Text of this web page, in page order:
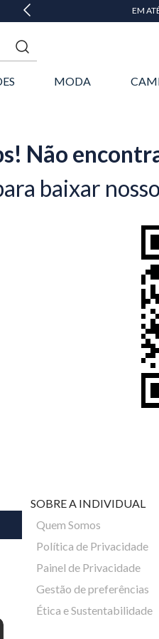
EM
MODA
Não
baixar
SOBRE A INDIVIDUAL
Quem Somos
Política de Privacidade
Painel de Privacidade
Gestão de preferências
Ética e Sustentabilidade